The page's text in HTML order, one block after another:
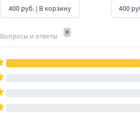
400 руб.| В корзину 400
Вопросы и ответы 0